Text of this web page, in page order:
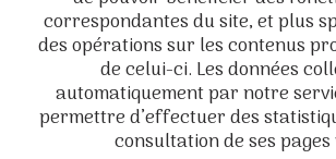
correspondantes du site, et plus
des opérations sur les contenus
de celui-ci. Les données
automatiquement par notre
permettre d’effectuer des
consultation de ses pages